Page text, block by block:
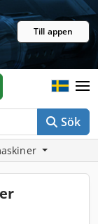
Till appen
Sök